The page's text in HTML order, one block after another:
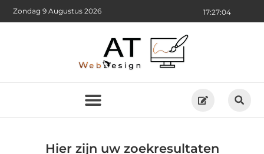
17:27:04
Zondag 9 Augustus 2026
Hier zijn uw zoekresultaten